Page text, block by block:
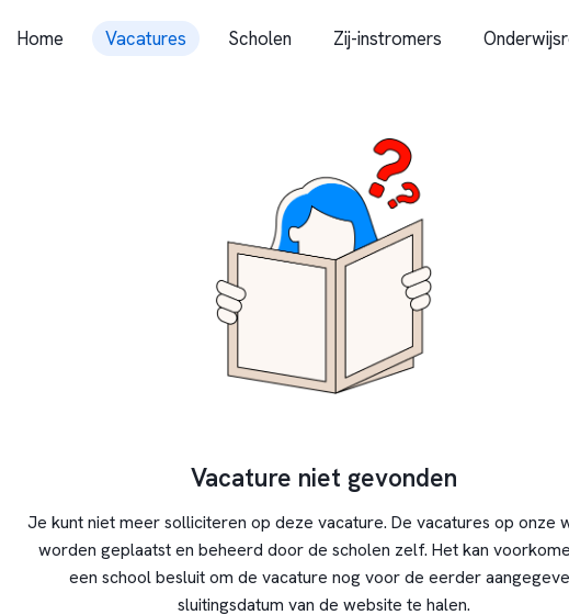
Home Vacatures Scholen Zij-instromers
Vacature niet gevonden
Je kunt niet meer solliciteren op deze vacature. De vacatures op onze
worden geplaatst en beheerd door de scholen zelf. Het kan
een school besluit om de vacature nog voor de eerder
sluitingsdatum van de website te halen.